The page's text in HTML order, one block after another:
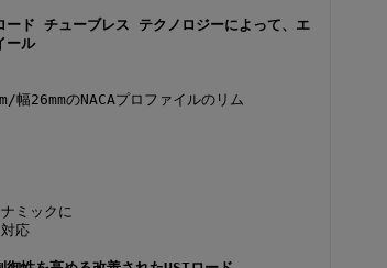
ード チューブレス テクノロジーによって、エ
ール
幅26mmのNACAプロファイルのリム
ミックに
応